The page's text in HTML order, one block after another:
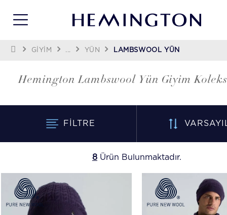
GİYİM ... YÜN LAMBSWOOL YÜN
Hemington Lambswool Yün Giyim
FILTRE
8 Ürün Bulunmaktadır.